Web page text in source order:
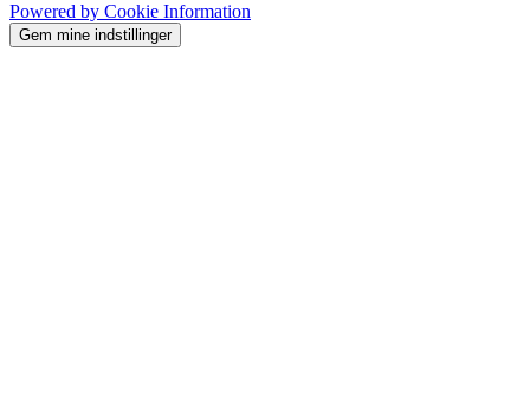
Powered by Cookie Information
Gem mine indstillinger